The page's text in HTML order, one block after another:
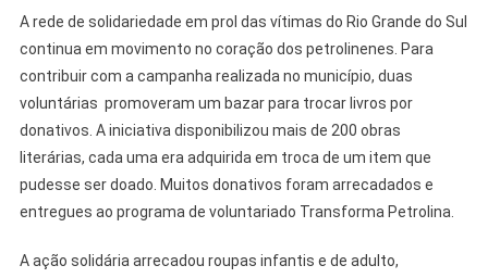
A rede de solidariedade em prol das vítimas do Rio Grande do Sul
continua em movimento no coração dos petrolinenes. Para
contribuir com a campanha realizada no município, duas
voluntárias promoveram um bazar para trocar livros por
donativos. A iniciativa disponibilizou mais de 200 obras
literárias, cada uma era adquirida em troca de um item que
pudesse ser doado. Muitos donativos foram arrecadados e
entregues ao programa de voluntariado Transforma Petrolina.
A ação solidária arrecadou roupas infantis e de adulto,